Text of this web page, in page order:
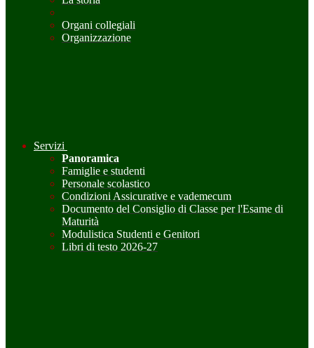
Organi collegiali
Organizzazione
Servizi
Panoramica
Famiglie e studenti
Personale scolastico
Condizioni Assicurative e vademecum
Documento del Consiglio di Classe per l'Esame di
Maturità
Modulistica Studenti e Genitori
Libri di testo 2026-27